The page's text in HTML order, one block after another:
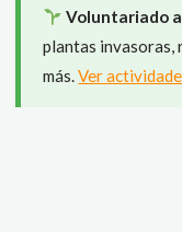
Voluntariado
plantas invasoras,
más.Ver